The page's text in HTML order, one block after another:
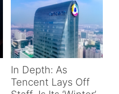
In Depth: As
Tencent Lays Off